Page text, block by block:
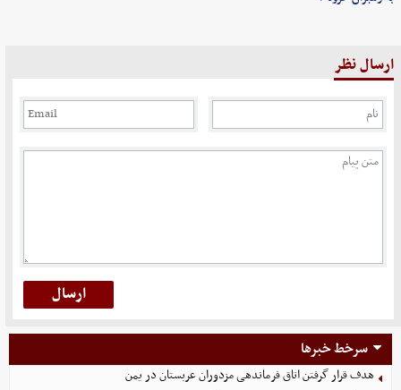
ارسال نظر
سرخط خبرها
هدف قرار گرفتن اتاق‌ فرماندهی مزدوران عربستان در یمن